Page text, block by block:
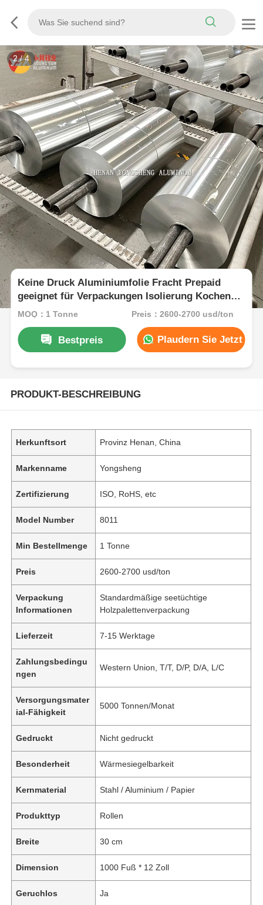
3/4
Keine Druck Aluminiumfolie Fracht Prepaid
geeignet für Verpackungen Isolierung Kochen
und industrielle Anwendungen, die eine
MOQ：1 Tonne Preis：2600-2700 usd/ton
Bestpreis Plaudern Sie Jetzt
PRODUKT-BESCHREIBUNG
Herkunftsort Provinz Henan, China
Markenname Yongsheng
Zertifizierung ISO, RoHS, etc
Model Number 8011
Min Bestellmenge 1 Tonne
Preis 2600-2700 usd/ton
Verpackung
Informationen
Standardmäßige seetüchtige
Holzpalettenverpackung
Lieferzeit 7-15 Werktage
Zahlungsbedingu
ngen
Western Union, T/T, D/P, D/A, L/C
Versorgungsmater
ial-Fähigkeit
5000 Tonnen/Monat
Gedruckt Nicht gedruckt
Besonderheit Wärmesiegelbarkeit
Kernmaterial Stahl / Aluminium / Papier
Produkttyp Rollen
Breite 30 cm
Dimension 1000 Fuß * 12 Zoll
Geruchlos Ja